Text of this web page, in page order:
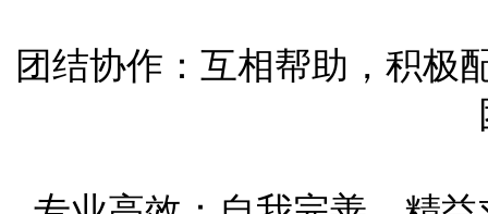
团结协作：互相帮助，积极